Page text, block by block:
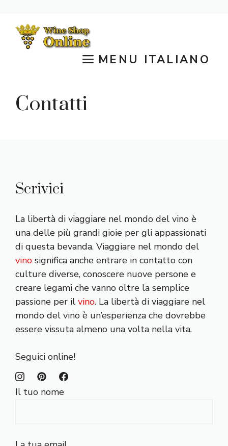
contenuto
MENU ITALIANO
Contatti
Scrivici
La libertà di viaggiare nel mondo del vino è
una delle più grandi gioie per gli appassionati
di questa bevanda. Viaggiare nel mondo del
vino significa anche entrare in contatto con
culture diverse, conoscere nuove persone e
creare legami che vanno oltre la semplice
passione per il vino. La libertà di viaggiare nel
mondo del vino è un’esperienza che dovrebbe
essere vissuta almeno una volta nella vita.
Seguici online!
Il tuo nome